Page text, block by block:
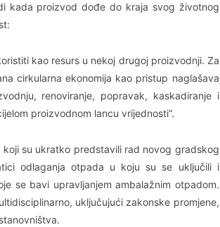
kada proizvod dođe do kraja svog životnog
kao resurs u nekoj drugoj proizvodnji. Za
cirkularna ekonomija kao pristup naglašava
renoviranje, popravak, kaskadiranje i
proizvodnom lancu vrijednosti“.
su ukratko predstavili rad novog gradskog
odlaganja otpada u koju su se uključili i
se bavi upravljanjem ambalažnim otpadom.
uključujući zakonske promjene,